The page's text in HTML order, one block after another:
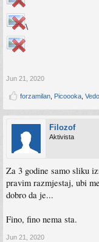
\
Jun 21, 2020
forzamilan Picoooka Vedo
Filozof
Aktivista
Za 3 godine samo sliku
pravim razmjestaj, ubi
dobro da je...
Fino, fino nema sta.
Jun 21, 2020